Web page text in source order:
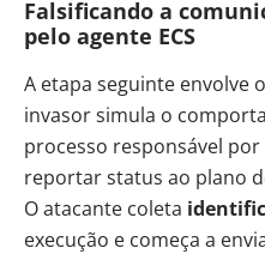
Falsificando a
pelo agente ECS
A etapa seguinte envolve
invasor simula o
processo responsável
reportar status ao plano
O atacante coleta
execução e começa a